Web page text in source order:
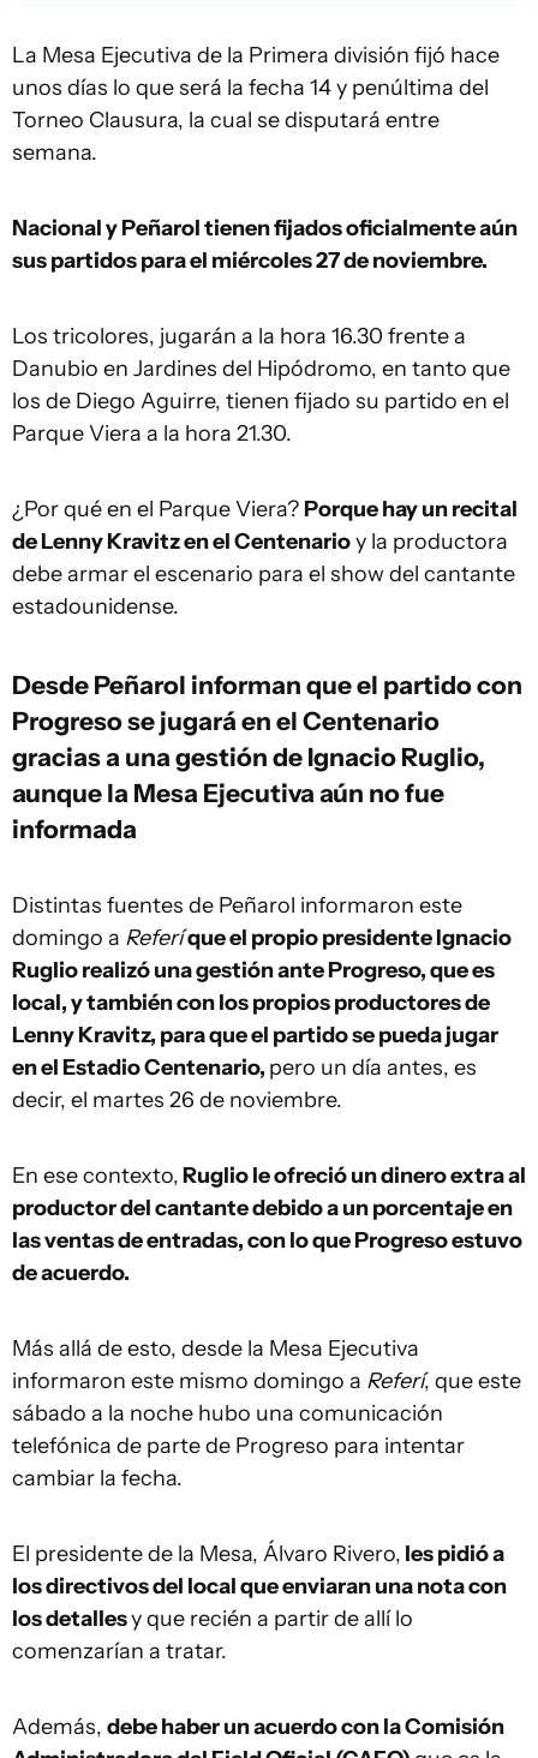
La Mesa Ejecutiva de la Primera división fijó hace
unos días lo que será la fecha 14 y penúltima del
Torneo Clausura, la cual se disputará entre
semana.
Nacional y Peñarol tienen fijados oficialmente aún
sus partidos para el miércoles 27 de noviembre.
Los tricolores, jugarán a la hora 16.30 frente a
Danubio en Jardines del Hipódromo, en tanto que
los de Diego Aguirre, tienen fijado su partido en el
Parque Viera a la hora 21.30.
¿Por qué en el Parque Viera? Porque hay un recital
de Lenny Kravitz en el Centenarioy la productora
debe armar el escenario para el show del cantante
estadounidense.
Desde Peñarol informan que el partido con
Progreso se jugará en el Centenario
gracias a una gestión de Ignacio Ruglio,
aunque la Mesa Ejecutiva aún no fue
informada
Distintas fuentes de Peñarol informaron este
domingo a Referíque el propio presidente Ignacio
Ruglio realizó una gestión ante Progreso, que es
local, y también con los propios productores de
Lenny Kravitz, para que el partido se pueda jugar
en el Estadio Centenario, pero un día antes, es
decir, el martes 26 de noviembre.
En ese contexto,Ruglio le ofreció un dinero extra al
productor del cantante debido a un porcentaje en
las ventas de entradas, con lo que Progreso estuvo
de acuerdo.
Más allá de esto, desde la Mesa Ejecutiva
informaron este mismo domingo a Referí, que este
sábado a la noche hubo una comunicación
telefónica de parte de Progreso para intentar
cambiar la fecha.
El presidente de la Mesa, Álvaro Rivero, les pidió a
los directivos del local que enviaran una nota con
los detallesy que recién a partir de allí lo
comenzarían a tratar.
Además, debe haber un acuerdo con la Comisión